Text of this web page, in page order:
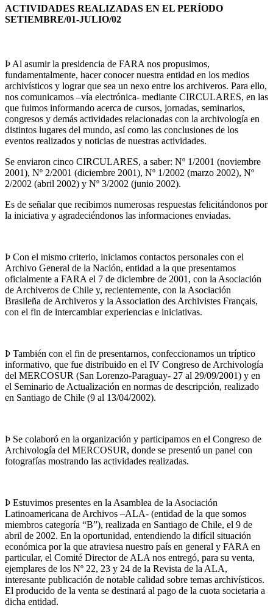
ACTIVIDADES REALIZADAS EN EL PERÍODO
SETIEMBRE/01-JULIO/02
Þ Al asumir la presidencia de FARA nos propusimos,
fundamentalmente, hacer conocer nuestra entidad en los medios
archivísticos y lograr que sea un nexo entre los archiveros. Para ello,
nos comunicamos –vía electrónica- mediante CIRCULARES, en las
que fuimos informando acerca de cursos, jornadas, seminarios,
congresos y demás actividades relacionadas con la archivología en
distintos lugares del mundo, así como las conclusiones de los
eventos realizados y noticias de nuestras actividades.
Se enviaron cinco CIRCULARES, a saber: Nº 1/2001 (noviembre
2001), Nº 2/2001 (diciembre 2001), Nº 1/2002 (marzo 2002), Nº
2/2002 (abril 2002) y Nº 3/2002 (junio 2002).
Es de señalar que recibimos numerosas respuestas felicitándonos por
la iniciativa y agradeciéndonos las informaciones enviadas.
Þ Con el mismo criterio, iniciamos contactos personales con el
Archivo General de la Nación, entidad a la que presentamos
oficialmente a FARA el 7 de diciembre de 2001, con la Asociación
de Archiveros de Chile y, recientemente, con la Asociación
Brasileña de Archiveros y la Association des Archivistes Français,
con el fin de intercambiar experiencias e iniciativas.
Þ También con el fin de presentarnos, confeccionamos un tríptico
informativo, que fue distribuido en el IV Congreso de Archivología
del MERCOSUR (San Lorenzo-Paraguay- 27 al 29/09/2001) y en
el Seminario de Actualización en normas de descripción, realizado
en Santiago de Chile (9 al 13/04/2002).
Þ Se colaboró en la organización y participamos en el Congreso de
Archivología del MERCOSUR, donde se presentó un panel con
fotografías mostrando las actividades realizadas.
Þ Estuvimos presentes en la Asamblea de la Asociación
Latinoamericana de Archivos –ALA- (entidad de la que somos
miembros categoría “B”), realizada en Santiago de Chile, el 9 de
abril de 2002. En la oportunidad, entendiendo la difícil situación
económica por la que atraviesa nuestro país en general y FARA en
particular, el Comité Director de ALA nos entregó, para su venta,
ejemplares de los Nº 22, 23 y 24 de la Revista de la ALA,
interesante publicación de notable calidad sobre temas archivísticos.
El producido de la venta se destinará al pago de la cuota societaria a
dicha entidad.